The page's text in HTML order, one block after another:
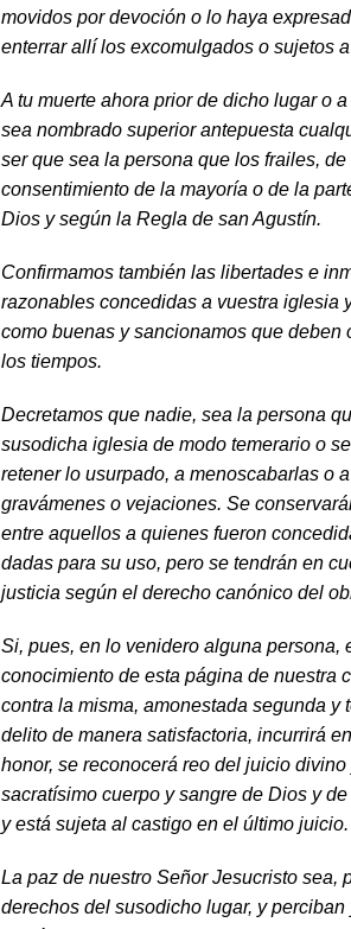
movidos por devoción o lo haya
enterrar allí los excomulgados o sujetos
A tu muerte ahora prior de dicho lugar o
sea nombrado superior antepuesta
ser que sea la persona que los frailes,
consenti­miento de la mayoría o de la
Dios y según la Regla de san Agustín.
Confirmamos también las libertades e
razonables concedidas a vuestra iglesia
como buenas y sancio­namos que
los tiempos.
Decretamos que nadie, sea la persona
susodicha iglesia de modo temerario o
retener lo usurpado, a me­noscabarlas o
gravámenes o vejaciones. Se
entre aquellos a quienes fueron
dadas para su uso, pero se tendrán en
justicia según el derecho canónico del
Si, pues, en lo venidero alguna persona,
conocimiento de esta página de nuestra
contra la misma, amonestada segunda y
delito de manera satisfactoria, incurrirá
honor, se reconocerá reo del juicio
sacratísimo cuerpo y sangre de Dios y
y está sujeta al castigo en el último juicio.
La paz de nuestro Señor Jesucristo sea,
derechos del susodicho lugar, y